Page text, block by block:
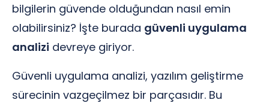
bilgilerin güvende olduğundan nasıl emin
olabilirsiniz? İşte burada güvenli uygulama
analizi devreye giriyor.
Güvenli uygulama analizi, yazılım geliştirme
sürecinin vazgeçilmez bir parçasıdır. Bu